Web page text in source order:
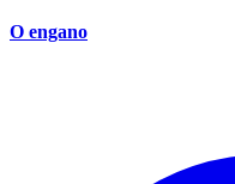
O engano